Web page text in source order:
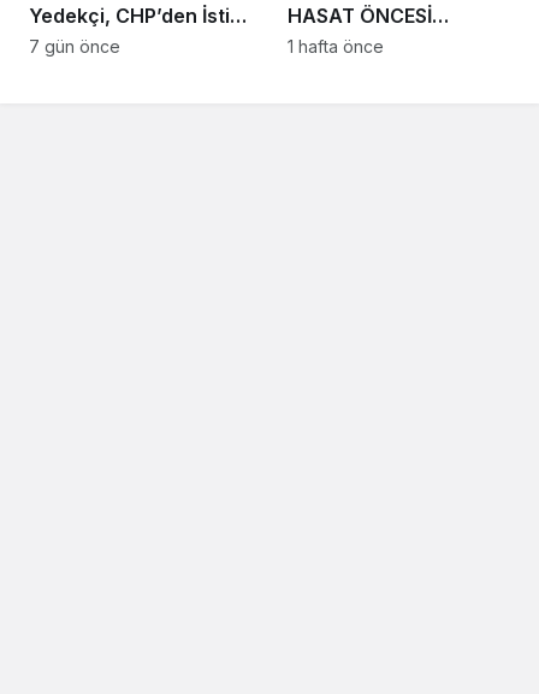
Yedekçi, CHP’den İstifa
Etti
7 gün önce
HASAT ÖNCESİ
BELİRSİZLİĞİN
1 hafta önce